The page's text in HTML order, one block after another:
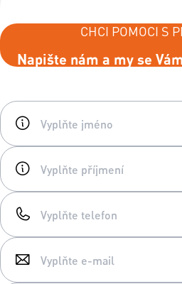
CHCI POMOCI S
Napište nám a my se